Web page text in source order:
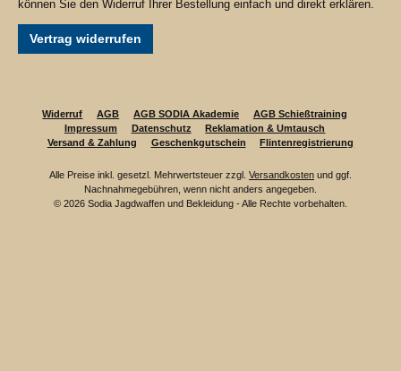
können Sie den Widerruf Ihrer Bestellung einfach und direkt erklären.
Vertrag widerrufen
Widerruf AGB AGB SODIA Akademie
AGB Schießtraining
Impressum
Datenschutz
Reklamation & Umtausch
Versand & Zahlung
Geschenkgutschein Flintenregistrierung
Alle Preise inkl. gesetzl. Mehrwertsteuer zzgl. Versandkosten und ggf.
Nachnahmegebühren, wenn nicht anders angegeben.
© 2026 Sodia Jagdwaffen und Bekleidung - Alle Rechte vorbehalten.